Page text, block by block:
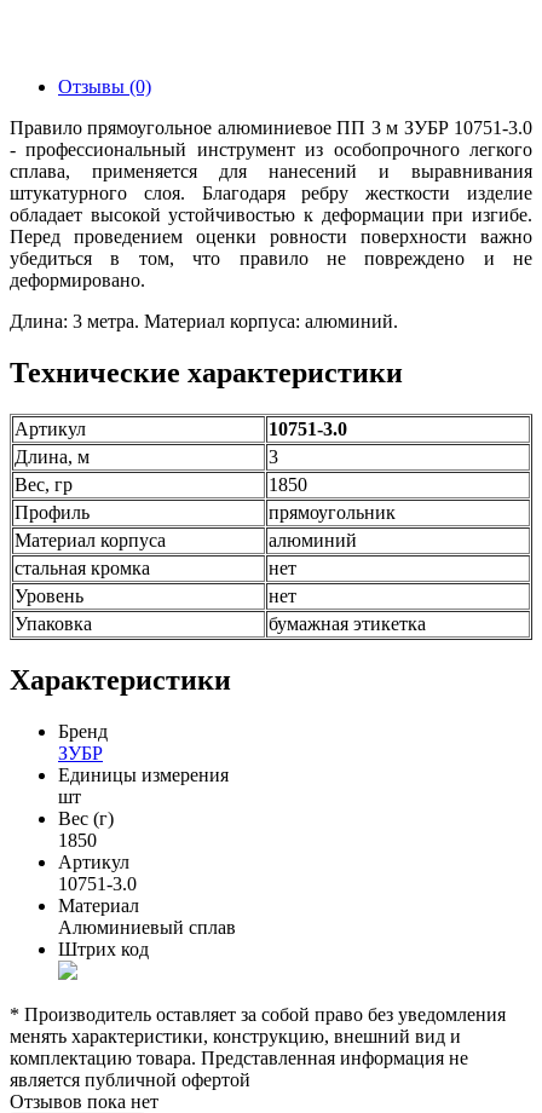
Отзывы (0)
Правило прямоугольное алюминиевое ПП 3 м ЗУБР 10751-3.0
- профессиональный инструмент из особопрочного легкого
сплава, применяется для нанесений и выравнивания
штукатурного слоя. Благодаря ребру жесткости изделие
обладает высокой устойчивостью к деформации при изгибе.
Перед проведением оценки ровности поверхности важно
убедиться в том, что правило не повреждено и не
деформировано.
Длина: 3 метра. Материал корпуса: алюминий.
Технические характеристики
Артикул
10751-3.0
Длина, м
3
Вес, гр
1850
Профиль
прямоугольник
Материал корпуса
алюминий
стальная кромка
нет
Уровень
нет
Упаковка
бумажная этикетка
Характеристики
Бренд
ЗУБР
Единицы измерения
шт
Вес (г)
1850
Артикул
10751-3.0
Материал
Алюминиевый сплав
Штрих код
* Производитель оставляет за собой право без уведомления
менять характеристики, конструкцию, внешний вид и
комплектацию товара. Представленная информация не
является публичной офертой
Отзывов пока нет